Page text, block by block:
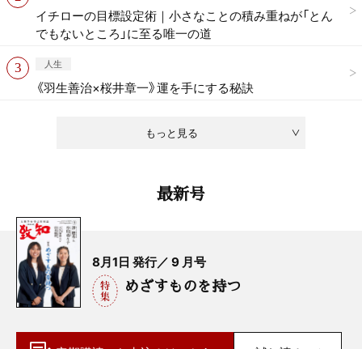
もっと見る
イチローの目標設定術｜小さなことの積み重ねが「とん
でもないところ」に至る唯一の道
人生
《羽生善治×桜井章一》運を手にする秘訣
最新号
8月1日 発行／ 9 月号
めざすものを持つ